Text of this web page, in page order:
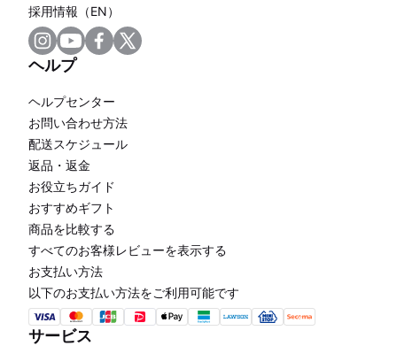
採用情報（EN）
ヘルプ
ヘルプセンター
お問い合わせ方法
配送スケジュール
返品・返金
お役立ちガイド
おすすめギフト
商品を比較する
すべてのお客様レビューを表示する
お支払い方法
以下のお支払い方法をご利用可能です
サービス